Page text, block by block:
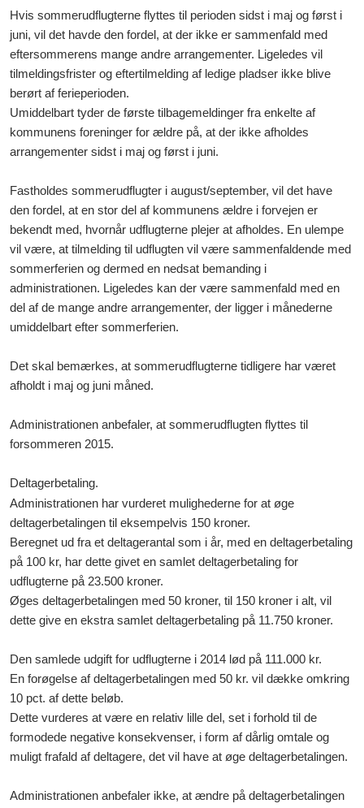
Hvis sommerudflugterne flyttes til perioden sidst i maj og først i
juni, vil det havde den fordel, at der ikke er sammenfald med
eftersommerens mange andre arrangementer. Ligeledes vil
tilmeldingsfrister og eftertilmelding af ledige pladser ikke blive
berørt af ferieperioden.
Umiddelbart tyder de første tilbagemeldinger fra enkelte af
kommunens foreninger for ældre på, at der ikke afholdes
arrangementer sidst i maj og først i juni.
Fastholdes sommerudflugter i august/september, vil det have
den fordel, at en stor del af kommunens ældre i forvejen er
bekendt med, hvornår udflugterne plejer at afholdes. En ulempe
vil være, at tilmelding til udflugten vil være sammenfaldende med
sommerferien og dermed en nedsat bemanding i
administrationen. Ligeledes kan der være sammenfald med en
del af de mange andre arrangementer, der ligger i månederne
umiddelbart efter sommerferien.
Det skal bemærkes, at sommerudflugterne tidligere har været
afholdt i maj og juni måned.
Administrationen anbefaler, at sommerudflugten flyttes til
forsommeren 2015.
Deltagerbetaling.
Administrationen har vurderet mulighederne for at øge
deltagerbetalingen til eksempelvis 150 kroner.
Beregnet ud fra et deltagerantal som i år, med en deltagerbetaling
på 100 kr, har dette givet en samlet deltagerbetaling for
udflugterne på 23.500 kroner.
Øges deltagerbetalingen med 50 kroner, til 150 kroner i alt, vil
dette give en ekstra samlet deltagerbetaling på 11.750 kroner.
Den samlede udgift for udflugterne i 2014 lød på 111.000 kr.
En forøgelse af deltagerbetalingen med 50 kr. vil dække omkring
10 pct. af dette beløb.
Dette vurderes at være en relativ lille del, set i forhold til de
formodede negative konsekvenser, i form af dårlig omtale og
muligt frafald af deltagere, det vil have at øge deltagerbetalingen.
Administrationen anbefaler ikke, at ændre på deltagerbetalingen